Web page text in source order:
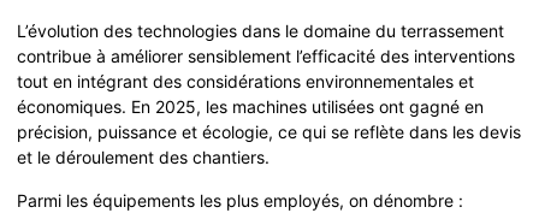
L’évolution des technologies dans le domaine du terrassement
contribue à améliorer sensiblement l’efficacité des interventions
tout en intégrant des considérations environnementales et
économiques. En 2025, les machines utilisées ont gagné en
précision, puissance et écologie, ce qui se reflète dans les devis
et le déroulement des chantiers.
Parmi les équipements les plus employés, on dénombre :